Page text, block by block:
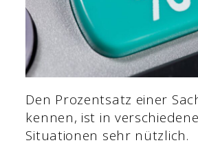
Den Prozentsatz einer
kennen, ist in
Situationen sehr nützlich.